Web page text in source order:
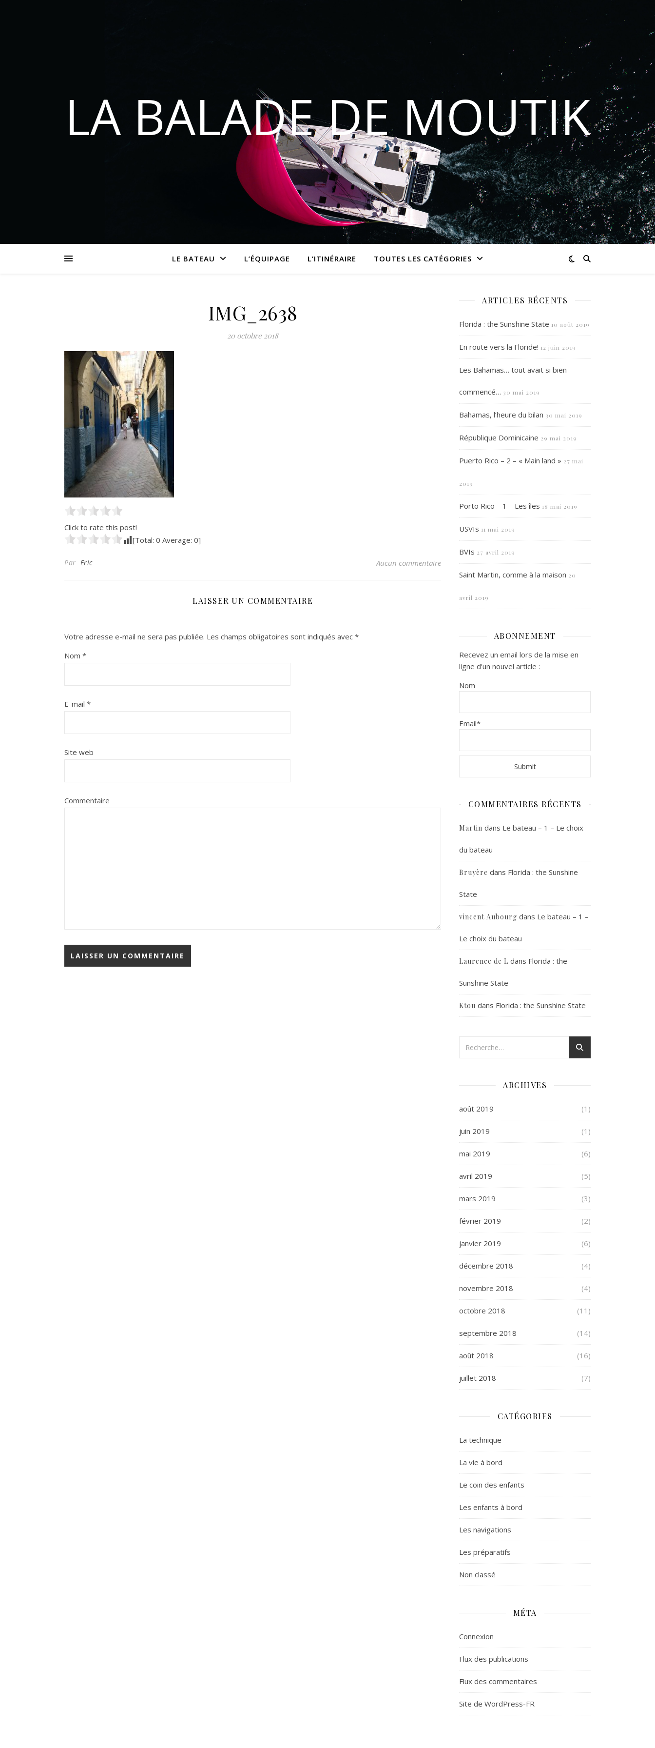
LA BALADE DE MOUTIK
LE BATEAU L’ÉQUIPAGE L’ITINÉRAIRE TOUTES LES CATÉGORIES
IMG_2638
20 octobre 2018
Click to rate this post!
[Total: 0 Average: 0]
Par Eric Aucun commentaire
LAISSER UN COMMENTAIRE
Votre adresse e-mail ne sera pas publiée. Les champs obligatoires sont indiqués avec *
Nom *
E-mail *
Site web
Commentaire
ARTICLES RÉCENTS
Florida : the Sunshine State 10 août 2019
En route vers la Floride! 12 juin 2019
Les Bahamas… tout avait si bien
commencé… 30 mai 2019
Bahamas, l’heure du bilan 30 mai 2019
République Dominicaine 29 mai 2019
Puerto Rico – 2 – « Main land » 27 mai
2019
Porto Rico – 1 – Les îles 18 mai 2019
USVIs 11 mai 2019
BVIs 27 avril 2019
Saint Martin, comme à la maison 20
avril 2019
ABONNEMENT
Recevez un email lors de la mise en
ligne d'un nouvel article :
Nom
Email*
COMMENTAIRES RÉCENTS
Martin dans Le bateau – 1 – Le choix
du bateau
Bruyère dans Florida : the Sunshine
State
vincent Aubourg dans Le bateau – 1 –
Le choix du bateau
Laurence de L dans Florida : the
Sunshine State
Ktou dans Florida : the Sunshine State
ARCHIVES
août 2019 (1)
juin 2019 (1)
mai 2019 (6)
avril 2019 (5)
mars 2019 (3)
février 2019 (2)
janvier 2019 (6)
décembre 2018 (4)
novembre 2018 (4)
octobre 2018 (11)
septembre 2018 (14)
août 2018 (16)
juillet 2018 (7)
CATÉGORIES
La technique
La vie à bord
Le coin des enfants
Les enfants à bord
Les navigations
Les préparatifs
Non classé
MÉTA
Connexion
Flux des publications
Flux des commentaires
Site de WordPress-FR